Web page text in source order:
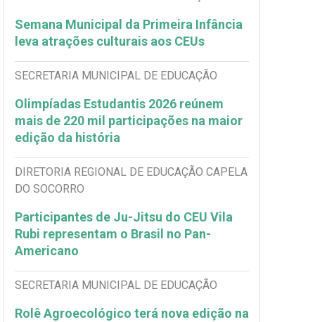
Semana Municipal da Primeira Infância
leva atrações culturais aos CEUs
SECRETARIA MUNICIPAL DE EDUCAÇÃO
Olimpíadas Estudantis 2026 reúnem
mais de 220 mil participações na maior
edição da história
DIRETORIA REGIONAL DE EDUCAÇÃO CAPELA
DO SOCORRO
Participantes de Ju-Jitsu do CEU Vila
Rubi representam o Brasil no Pan-
Americano
SECRETARIA MUNICIPAL DE EDUCAÇÃO
Rolê Agroecológico terá nova edição na